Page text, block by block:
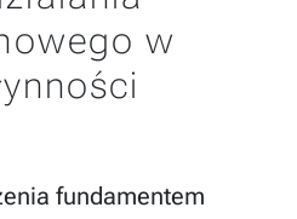
w
fundamentem